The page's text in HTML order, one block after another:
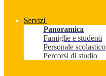
Servizi
Panoramica
Famiglie e studenti
Personale scolastico
Percorsi di studio